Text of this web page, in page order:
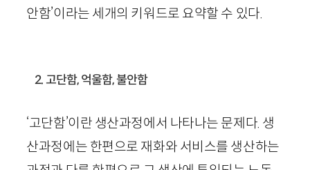
안함’이라는 세개의 키워드로 요약할 수 있다.
2. 고단함, 억울함, 불안함
‘고단함’이란 생산과정에서 나타나는 문제다. 생
산과정에는 한편으로 재화와 서비스를 생산하는